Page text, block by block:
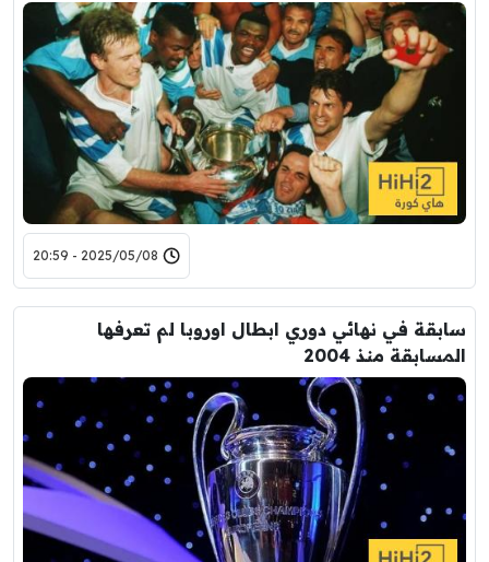
2025/05/08 - 20:59
سابقة في نهائي دوري ابطال اوروبا لم تعرفها
المسابقة منذ 2004